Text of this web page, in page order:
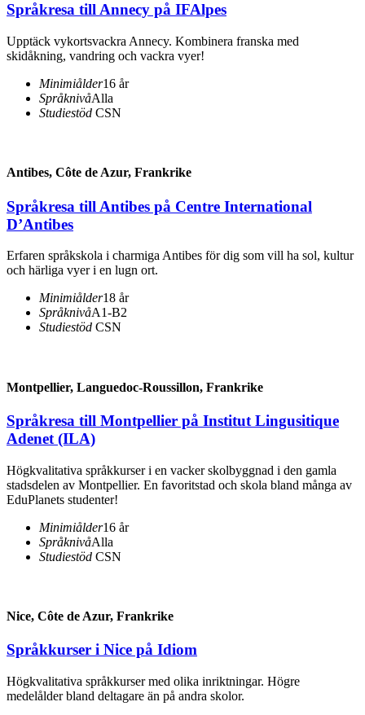
Språkresa till Annecy på IFAlpes
Upptäck vykortsvackra Annecy. Kombinera franska med
skidåkning, vandring och vackra vyer!
Minimiålder16 år
SpråknivåAlla
Studiestöd CSN
Antibes, Côte de Azur, Frankrike
Språkresa till Antibes på Centre International
D’Antibes
Erfaren språkskola i charmiga Antibes för dig som vill ha sol, kultur
och härliga vyer i en lugn ort.
Minimiålder18 år
SpråknivåA1-B2
Studiestöd CSN
Montpellier, Languedoc-Roussillon, Frankrike
Språkresa till Montpellier på Institut Lingusitique
Adenet (ILA)
Högkvalitativa språkkurser i en vacker skolbyggnad i den gamla
stadsdelen av Montpellier. En favoritstad och skola bland många av
EduPlanets studenter!
Minimiålder16 år
SpråknivåAlla
Studiestöd CSN
Nice, Côte de Azur, Frankrike
Språkkurser i Nice på Idiom
Högkvalitativa språkkurser med olika inriktningar. Högre
medelålder bland deltagare än på andra skolor.